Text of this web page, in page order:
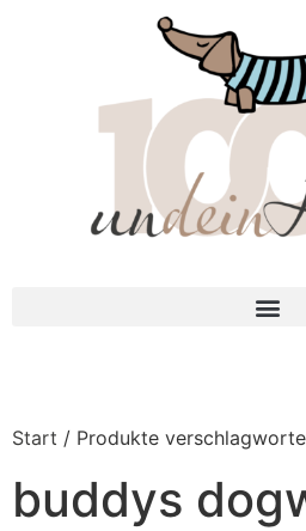
Start / Produkte
buddys